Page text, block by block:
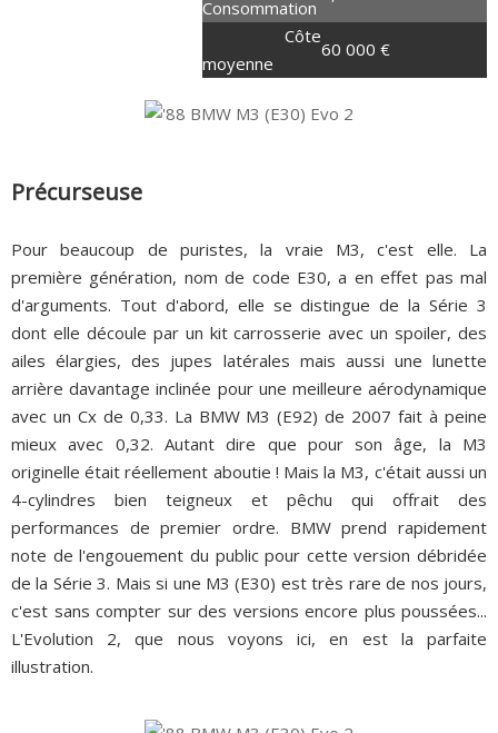
Consommation
Côte
moyenne
60 000 €
Précurseuse
Pour beaucoup de puristes, la vraie M3, c'est elle. La
première génération, nom de code E30, a en effet pas mal
d'arguments. Tout d'abord, elle se distingue de la Série 3
dont elle découle par un kit carrosserie avec un spoiler, des
ailes élargies, des jupes latérales mais aussi une lunette
arrière davantage inclinée pour une meilleure aérodynamique
avec un Cx de 0,33. La BMW M3 (E92) de 2007 fait à peine
mieux avec 0,32. Autant dire que pour son âge, la M3
originelle était réellement aboutie ! Mais la M3, c'était aussi un
4-cylindres bien teigneux et pêchu qui offrait des
performances de premier ordre. BMW prend rapidement
note de l'engouement du public pour cette version débridée
de la Série 3. Mais si une M3 (E30) est très rare de nos jours,
c'est sans compter sur des versions encore plus poussées...
L'Evolution 2, que nous voyons ici, en est la parfaite
illustration.